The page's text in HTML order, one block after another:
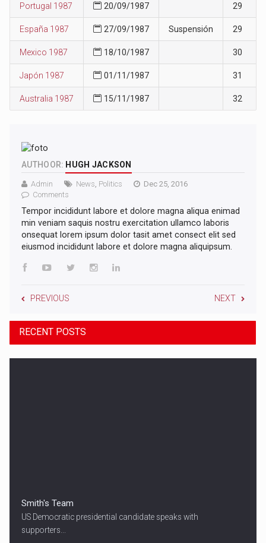
Portugal 1987 20/09/1987 29
España 1987 27/09/1987 Suspensión 29
Mexico 1987 18/10/1987 30
Japón 1987 01/11/1987 31
Australia 1987 15/11/1987 32
AUTHOOR: HUGH JACKSON
Admin News Politics
Dec 25, 2016
Comments
Tempor incididunt labore et dolore magna aliqua enimad
min veniam saquis nostru exercitation ullamco laboris
onsequat lorem ipsum dolor tasit amet consect elit sed
eiusmod incididunt labore et dolore magna aliquipsum.
PREVIOUS NEXT
RECENT POSTS
Smith's Team
US Democratic presidential candidate speaks with
supporters...